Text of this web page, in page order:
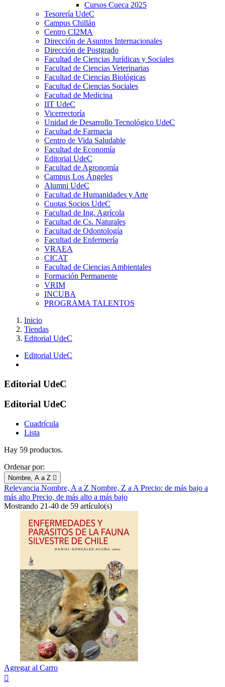
Cursos Cueca 2025
Tesorería UdeC
Campus Chillán
Centro CI2MA
Dirección de Asuntos Internacionales
Dirección de Postgrado
Facultad de Ciencias Jurídicas y Sociales
Facultad de Ciencias Veterinarias
Facultad de Ciencias Biológicas
Facultad de Ciencias Sociales
Facultad de Medicina
IIT UdeC
Vicerrectoría
Unidad de Desarrollo Tecnológico UdeC
Facultad de Farmacia
Centro de Vida Saludable
Facultad de Economía
Editorial UdeC
Facultad de Agronomía
Campus Los Ángeles
Alumni UdeC
Facultad de Humanidades y Arte
Cuotas Socios UdeC
Facultad de Ing. Agrícola
Facultad de Cs. Naturales
Facultad de Odontología
Facultad de Enfermería
VRAEA
CICAT
Facultad de Ciencias Ambientales
Formación Permanente
VRIM
INCUBA
PROGRAMA TALENTOS
Inicio
Tiendas
Editorial UdeC
Editorial UdeC
Editorial UdeC
Editorial UdeC
Cuadrícula
Lista
Hay 59 productos.
Ordenar por:
Nombre, A a Z 
Relevancia Nombre, A a Z Nombre, Z a A Precio: de más bajo a
más alto Precio, de más alto a más bajo
Mostrando 21-40 de 59 artículo(s)
Agregar al Carro
